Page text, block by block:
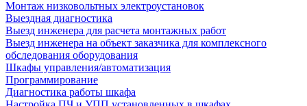
Монтаж низковольтных электроустановок
Выездная диагностика
Выезд инженера для расчета монтажных работ
Выезд инженера на объект заказчика для комплексного
обследования оборудования
Шкафы управления/автоматизация
Программирование
Диагностика работы шкафа